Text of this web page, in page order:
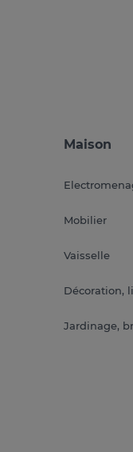
Maison
Mobilier
Vaisselle
Décoration,
Jardinage,